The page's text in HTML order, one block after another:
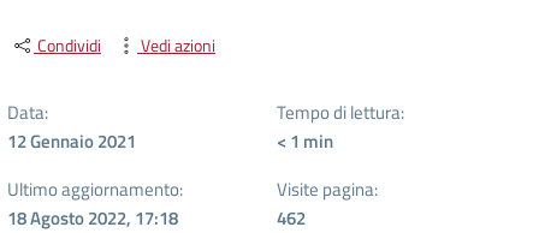
Condividi Vedi azioni
Data:
12 Gennaio 2021
Tempo di lettura:
< 1 min
Ultimo aggiornamento:
18 Agosto 2022, 17:18
Visite pagina:
462